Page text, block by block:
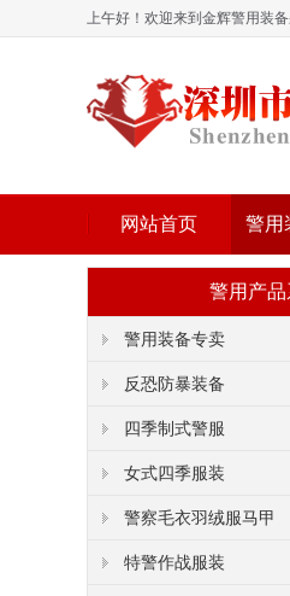
上午好！欢迎来到金辉警用装
网站首页 警用
警用产品
警用装备专卖
反恐防暴装备
四季制式警服
女式四季服装
警察毛衣羽绒服马甲
特警作战服装